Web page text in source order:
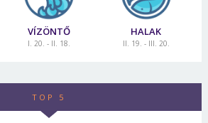
VÍZÖNTŐ
I. 20. - II. 18.
HALAK
II. 19. - III. 20.
TOP 5